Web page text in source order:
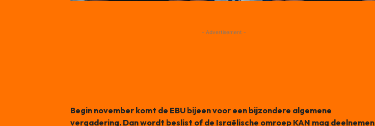
- Advertisement -
Begin november komt de EBU bijeen voor een bijzondere algemene
vergadering. Dan wordt beslist of de Israëlische omroep KAN mag deelnemen